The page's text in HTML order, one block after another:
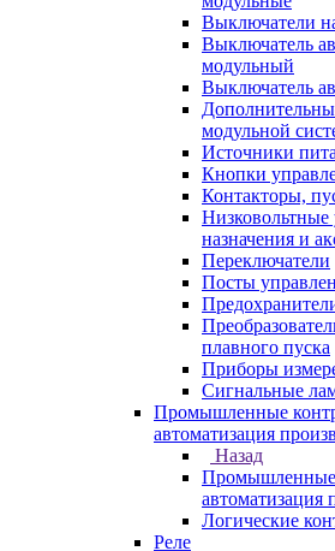
Выключатели
Выключатель
модульный
Выключатель
модульной
Источники
Кнопки
Контакторы,
Низковольтные
назначения и
Переключатели
Посты
плавного пуска
Приборы
Сигнальные
Промышленные
автоматизация
Назад
Промышленные
автоматизация
Логические
Реле